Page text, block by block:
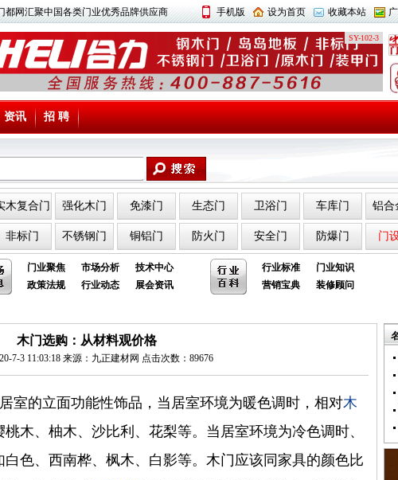
都网汇聚中国各类门业优秀品牌供应商 手机版 设为首页 收藏本站
SY-102-3
资讯 招 聘
木复合门 强化木门 免漆门 生态门 卫浴门 车库门 铝合
非标门 不锈钢门 铜铝门 防火门 安全门 防爆门 门
门业聚焦 市场分析
技术中心
政策法规
行业动态 展会资讯
行业标准
门业知识
营销宝典
装修顾问
木门选购：从材料观价格
7-3 11:03:18 来源：九正建材网 点击次数：89676
室的立面功能性饰品，当居室环境为暖色调时，相对木
木、柚木、沙比利、花梨等。当居室环境为冷色调时、
色、西南桦、枫木、白影等。木门应该同家具的颜色比